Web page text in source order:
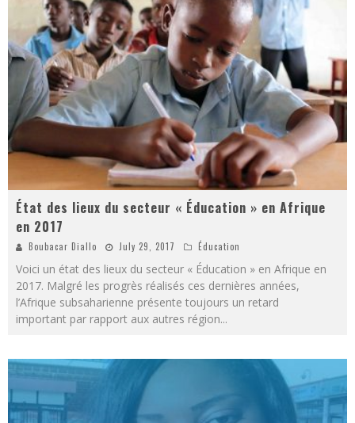
État des lieux du secteur « Éducation » en Afrique
en 2017
Boubacar Diallo July 29, 2017 Éducation
Voici un état des lieux du secteur « Éducation » en Afrique en
2017. Malgré les progrès réalisés ces dernières années,
l’Afrique subsaharienne présente toujours un retard
important par rapport aux autres région...